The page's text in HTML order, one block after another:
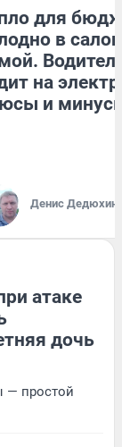
для
в
на
и
Денис Дедюхин
атаке
дочь
— простой